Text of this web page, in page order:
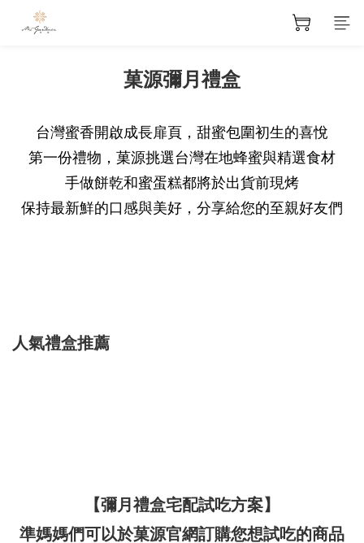
菓源彌月禮盒
台灣蜜香開啟成長扉頁，甜蜜包圍初生的喜悅
第一份禮物，菓源挑選台灣在地蜂蜜與精選食材
手做餅乾和蜜蛋糕都將於出貨前現烤
保持最新鮮的口感與美好，分享給您的至親好友們
人氣禮盒推薦
【彌月禮盒宅配試吃方案】
準媽媽們可以於菓源官網訂購您想試吃的商品